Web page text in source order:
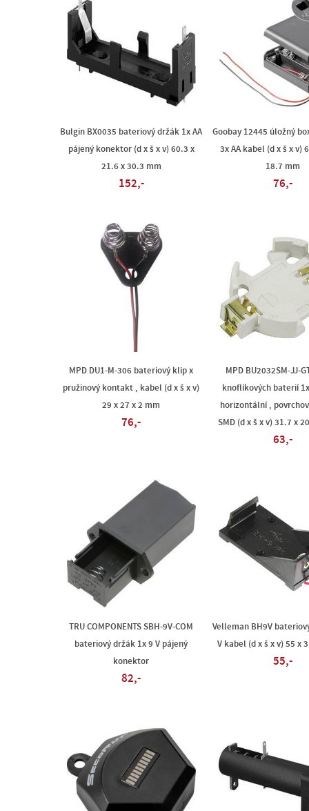
Bulgin BX0035 bateriový držák 1x AA
pájený konektor (d x š x v) 60.3 x
21.6 x 30.3 mm
152,-
Goobay 12445 úložný
3x AA kabel (d x š x v)
18.7 mm
76,-
MPD DU1-M-306 bateriový klip x
pružinový kontakt , kabel (d x š x v)
29 x 27 x 2 mm
76,-
MPD BU2032SM-JJ-
knoflíkových baterií
horizontální ,
SMD (d x š x v) 31.7 x
63,-
TRU COMPONENTS SBH-9V-COM
bateriový držák 1x 9 V pájený
konektor
82,-
Velleman BH9V
V kabel (d x š x v) 55 x
55,-